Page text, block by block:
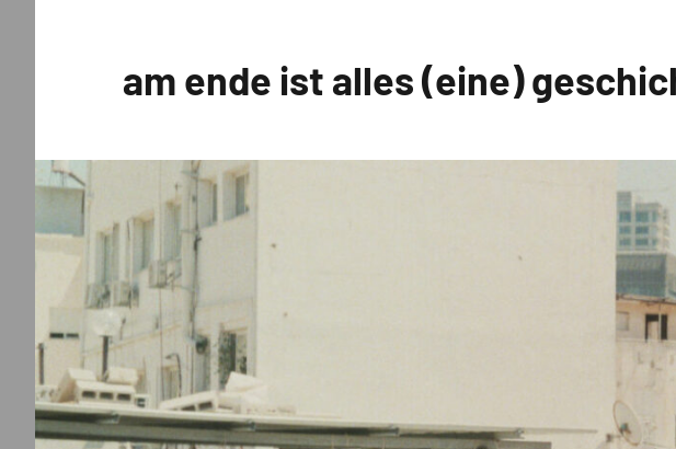
am ende ist alles (eine)